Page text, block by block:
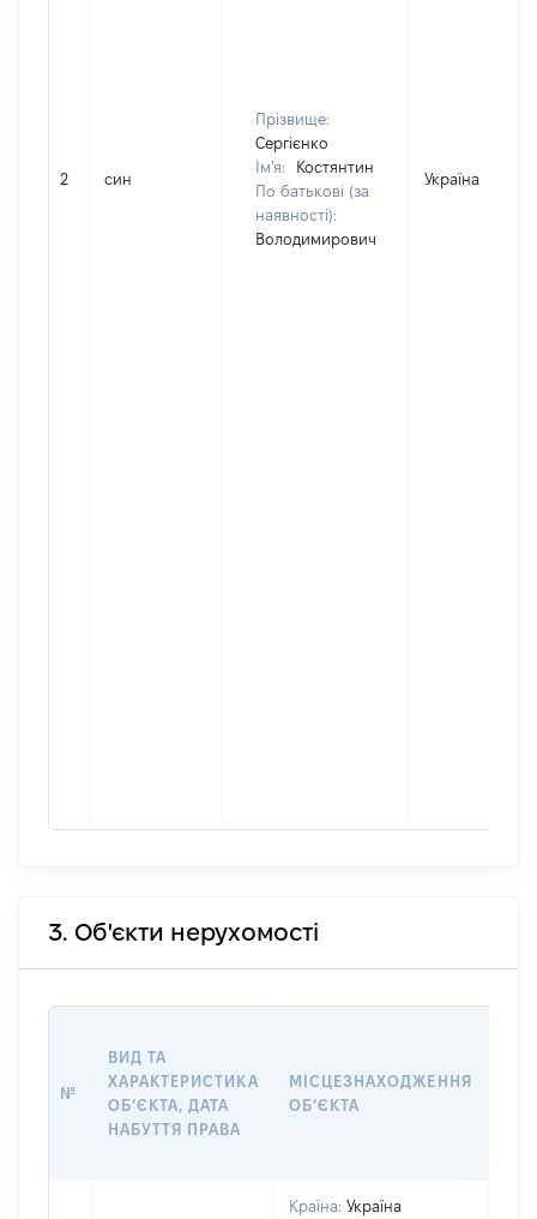
2 син
Прізвище:
Сергієнко
Ім'я:
Костянтин
По батькові (за
наявності):
Володимирович
Україна
3. Об'єкти нерухомості
№
ВИД ТА
ХАРАКТЕРИСТИКА
ОБʼЄКТА, ДАТА
НАБУТТЯ ПРАВА
МІСЦЕЗНАХОДЖЕННЯ
ОБʼЄКТА
Країна: Україна